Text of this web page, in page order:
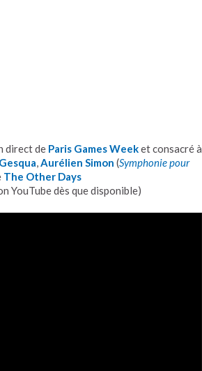
direct de Paris Games Weeket consacré à
Aurélien Simon (Symphonie pour
The Other Days
YouTube dès que disponible)